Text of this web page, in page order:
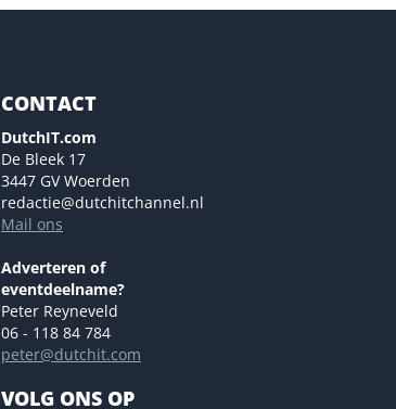
CONTACT
DutchIT.com
De Bleek 17
3447 GV Woerden
redactie@dutchitchannel.nl
Mail ons
Adverteren of
eventdeelname?
Peter Reyneveld
06 - 118 84 784
peter@dutchit.com
VOLG ONS OP